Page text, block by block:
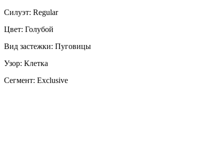
Силуэт: Regular
Цвет: Голубой
Вид застежки: Пуговицы
Узор: Клетка
Сегмент: Exclusive